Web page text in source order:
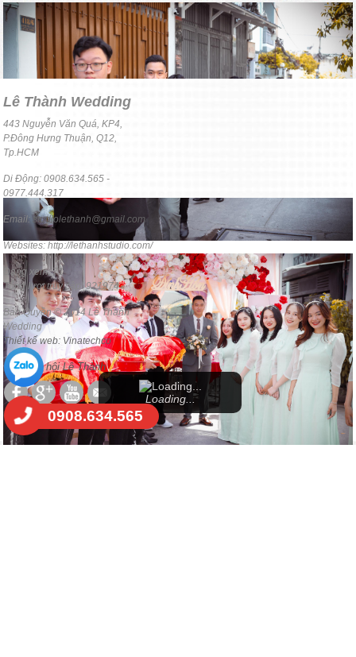
Loading...
0908.634.565